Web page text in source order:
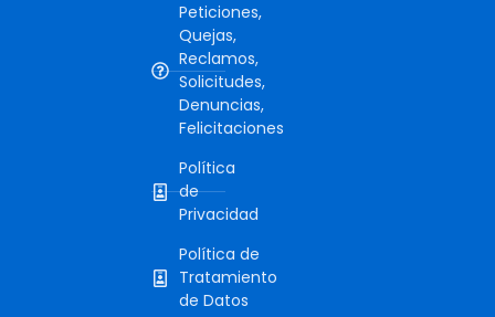
Peticiones,
Quejas,
Reclamos,
Solicitudes,
Denuncias,
Felicitaciones
Política
de
Privacidad
Política de
Tratamiento
de Datos